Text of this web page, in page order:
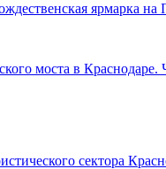
ярмарка
моста в Краснодаре.
сектора